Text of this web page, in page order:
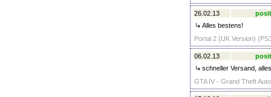
26.02.13
Alles bestens!
Portal 2 (UK Version)
06.02.13
schneller Versand,
GTA IV - Grand Theft